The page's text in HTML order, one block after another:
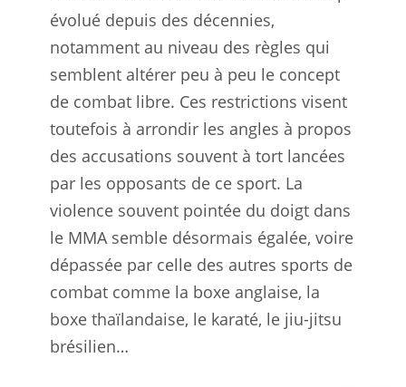
évolué depuis des décennies,
notamment au niveau des règles qui
semblent altérer peu à peu le concept
de combat libre. Ces restrictions visent
toutefois à arrondir les angles à propos
des accusations souvent à tort lancées
par les opposants de ce sport. La
violence souvent pointée du doigt dans
le MMA semble désormais égalée, voire
dépassée par celle des autres sports de
combat comme la boxe anglaise, la
boxe thaïlandaise, le karaté, le jiu-jitsu
brésilien…